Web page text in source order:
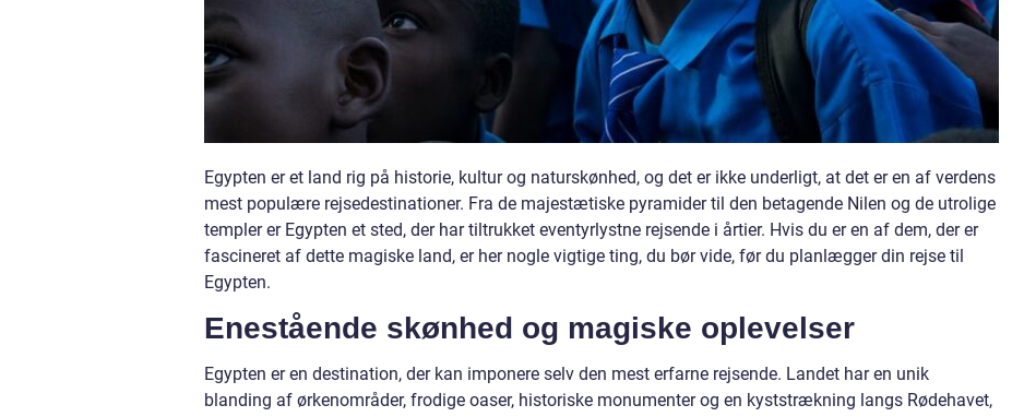
Egypten er et land rig på historie, kultur og naturskønhed, og det er ikke underligt, at det er en af verdens
mest populære rejsedestinationer. Fra de majestætiske pyramider til den betagende Nilen og de utrolige
templer er Egypten et sted, der har tiltrukket eventyrlystne rejsende i årtier. Hvis du er en af dem, der er
fascineret af dette magiske land, er her nogle vigtige ting, du bør vide, før du planlægger din rejse til
Egypten.
Enestående skønhed og magiske oplevelser
Egypten er en destination, der kan imponere selv den mest erfarne rejsende. Landet har en unik
blanding af ørkenområder, frodige oaser, historiske monumenter og en kyststrækning langs Rødehavet,